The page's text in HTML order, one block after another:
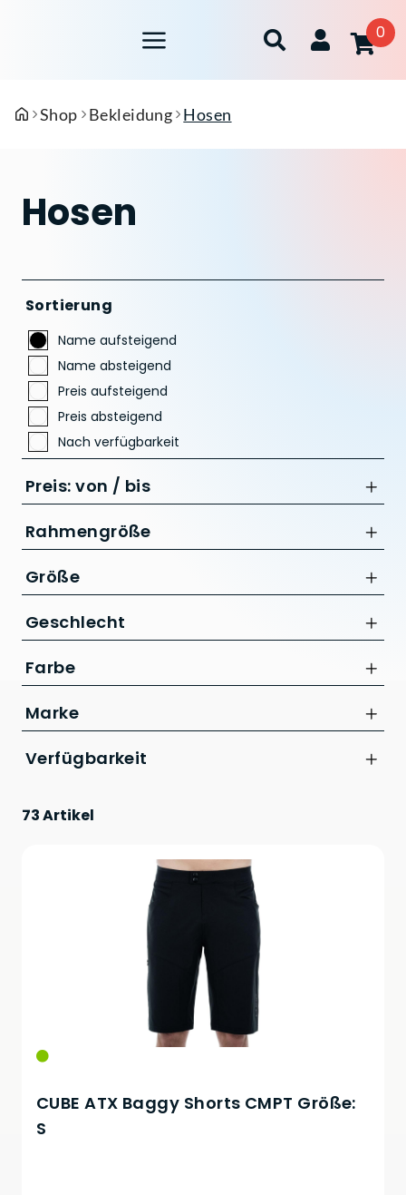
0
Shop Bekleidung Hosen
Hosen
Sortierung
Name aufsteigend
Name absteigend
Preis aufsteigend
Preis absteigend
Nach verfügbarkeit
Preis: von / bis
Rahmengröße
XS
Größe
M
XL
XS
Geschlecht
Farbe
Marke
CUBE
Verfügbarkeit
73 Artikel
CUBE ATX Baggy Shorts CMPT Größe:
S